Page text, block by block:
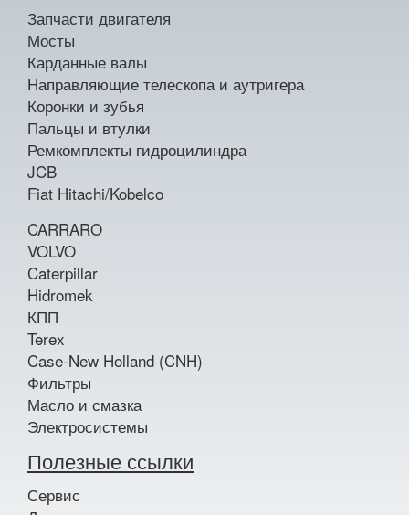
Запчасти двигателя
Мосты
Карданные валы
Направляющие телескопа и аутригера
Коронки и зубья
Пальцы и втулки
Ремкомплекты гидроцилиндра
JCB
Fiat Hitachi/Kobelco
CARRARO
VOLVO
Caterpillar
Hidromek
КПП
Terex
Case-New Holland (CNH)
Фильтры
Масло и смазка
Электросистемы
Полезные ссылки
Сервис